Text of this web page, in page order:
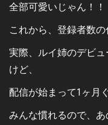
全部可愛いじゃん！！
これから、登録者数
実際、ルイ姉のデビ
けど、
配信が始まって1ヶ月
みんな慣れるので、